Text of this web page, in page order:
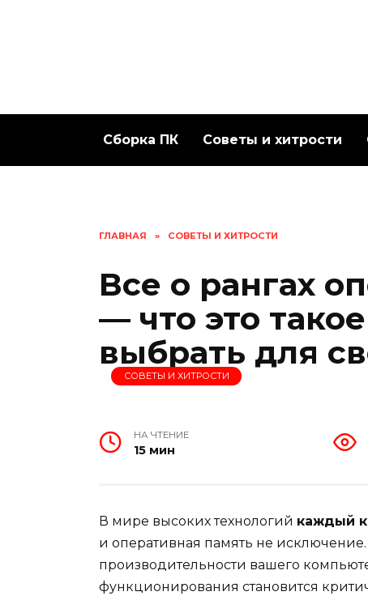
Сборка ПК Советы и хитрости
ГЛАВНАЯ » СОВЕТЫ И ХИТРОСТИ
Все о рангах
— что это
выбрать для
СОВЕТЫ И ХИТРОСТИ
НА ЧТЕНИЕ
15 мин
В мире высоких технологий каждый
и оперативная память не исключение.
производительности вашего
функционирования становится